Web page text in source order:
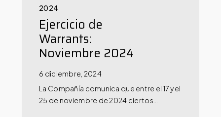
2024
Ejercicio de
Warrants:
Noviembre 2024
6 diciembre, 2024
La Compañía comunica que entre el 17 y el
25 de noviembre de 2024 ciertos…